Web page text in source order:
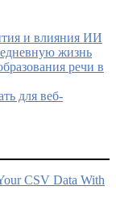
и влияния ИИ
жизнь
речи в
для веб-
CSV Data With